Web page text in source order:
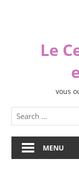
Le
vous
MENU